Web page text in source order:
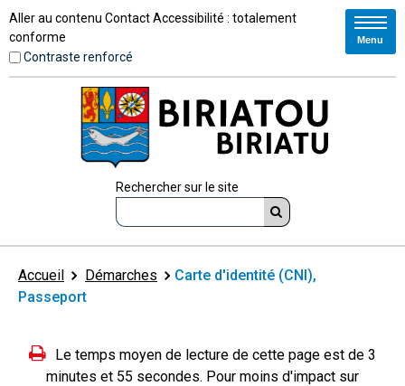
Aller au contenu ContactAccessibilité : totalement
conforme
Contraste renforcé
Rechercher sur le site
Menu
Accueil Démarches
Carte d'identité (CNI),
Passeport
Le temps moyen de lecture de cette page est de 3
minutes et 55 secondes. Pour moins d'impact sur